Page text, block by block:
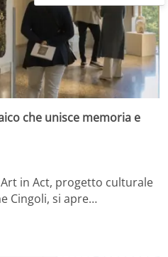
che unisce memoria e
in Act, progetto culturale
Cingoli, si apre…